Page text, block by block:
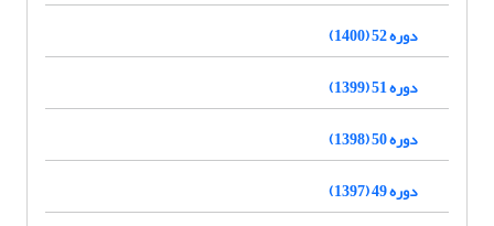
دوره 52 (1400)
دوره 51 (1399)
دوره 50 (1398)
دوره 49 (1397)